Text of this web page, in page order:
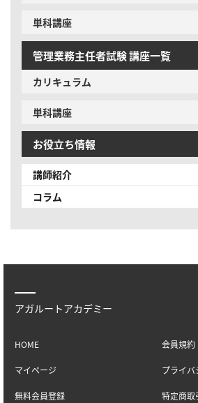
単科講座
管理業務主任者試験 講座一覧
カリキュラム
単科講座
お役立ち情報
講師紹介
コラム
アガルートアカデミー
HOME
マイページ
無料会員登録
会員規約
プライバ
特定商取